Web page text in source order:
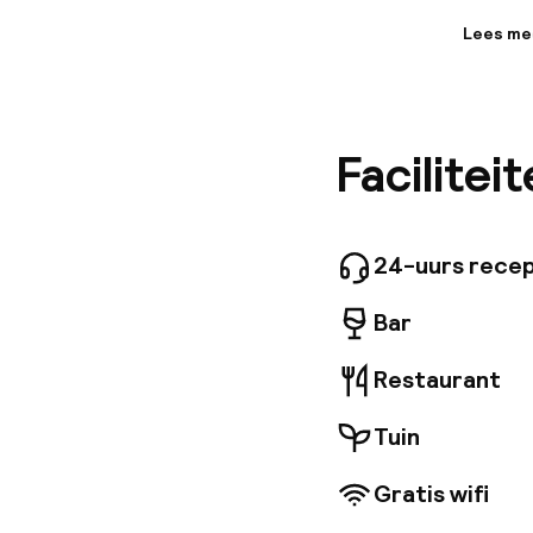
een
balken.
met de
Lees
24-uurs
Bar
Restaurant
Tuin
Gratis wifi